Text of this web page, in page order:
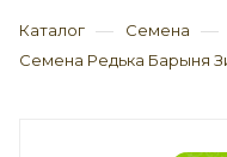
Каталог — Семена —
Семена Редька Барыня